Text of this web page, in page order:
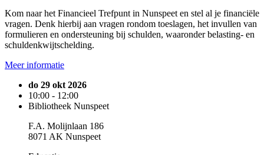
Kom naar het Financieel Trefpunt in Nunspeet en stel al je financiële
vragen. Denk hierbij aan vragen rondom toeslagen, het invullen van
formulieren en ondersteuning bij schulden, waaronder belasting- en
schuldenkwijtschelding.
Meer informatie
do 29 okt 2026
10:00 - 12:00
Bibliotheek Nunspeet
F.A. Molijnlaan 186
8071 AK Nunspeet